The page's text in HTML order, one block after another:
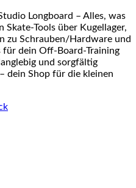
Longboard – Alles, was
Tools über Kugellager,
zu Schrauben/Hardware und
für dein Off-Board-Training
und sorgfältig
dein Shop für die kleinen